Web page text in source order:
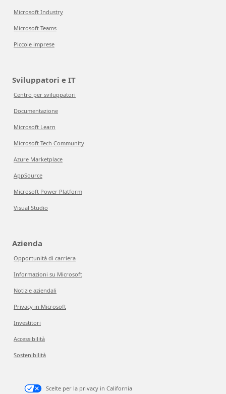
Microsoft Industry
Microsoft Teams
Piccole imprese
Sviluppatori e IT
Centro per sviluppatori
Documentazione
Microsoft Learn
Microsoft Tech Community
Azure Marketplace
AppSource
Microsoft Power Platform
Visual Studio
Azienda
Opportunità di carriera
Informazioni su Microsoft
Notizie aziendali
Privacy in Microsoft
Investitori
Accessibilità
Sostenibilità
Scelte per la privacy in California